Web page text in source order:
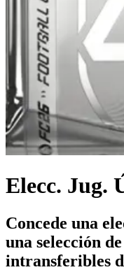
Elecc. Jug.
Concede una
una selección
intransferibles